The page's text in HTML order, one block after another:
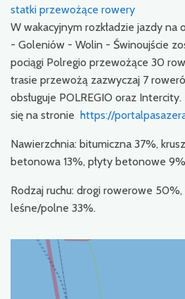
statki przewożące rowery
W wakacyjnym rozkładzie jazdy na
- Goleniów - Wolin - Świnoujście
pociągi Polregio przewożące 30
trasie przewożą zazwyczaj 7
obsługuje POLREGIO oraz
się na stronie https://
Nawierzchnia: bitumiczna 37%,
betonowa 13%, płyty betonowe
Rodzaj ruchu: drogi rowerowe 50%,
leśne/polne 33%.